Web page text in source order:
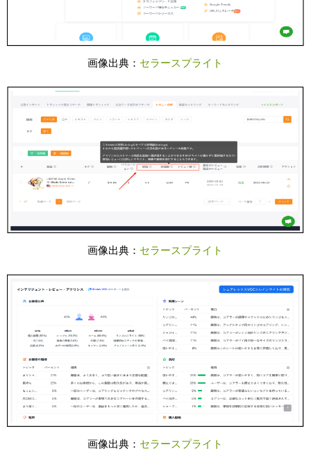
画像出典： セラースプライト
画像出典： セラースプライト
画像出典： セラースプライト